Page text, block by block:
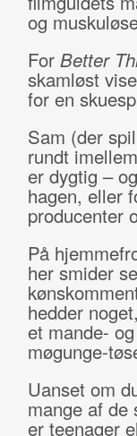
og
For Better
skamløst
for en
Sam (der
rundt
er dygtig –
hagen, eller
producenter
På
her smider
hedder
et mande-
møgunge-
Uanset om
mange af
er teenager